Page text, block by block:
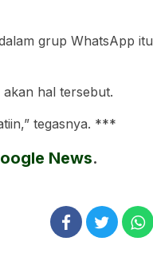
grup WhatsApp itu
hal tersebut.
tegasnya. ***
News.